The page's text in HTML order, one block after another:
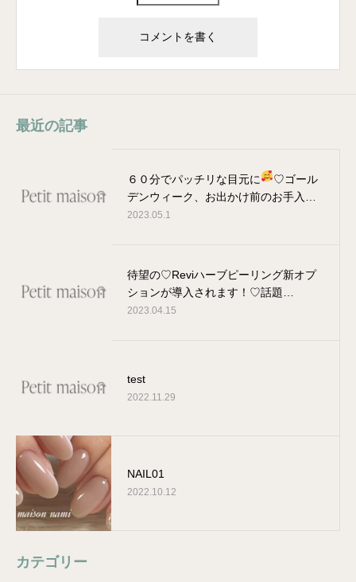
最近の記事
６０分でパッチリな目元に
♡ゴール
デンウィーク、お出かけ前のお手入…
2023.05.1
待望の♡Reviハーブピーリング新オプ
ションが導入されます！♡話題…
2023.04.15
test
2022.11.29
NAIL01
2022.10.12
カテゴリー